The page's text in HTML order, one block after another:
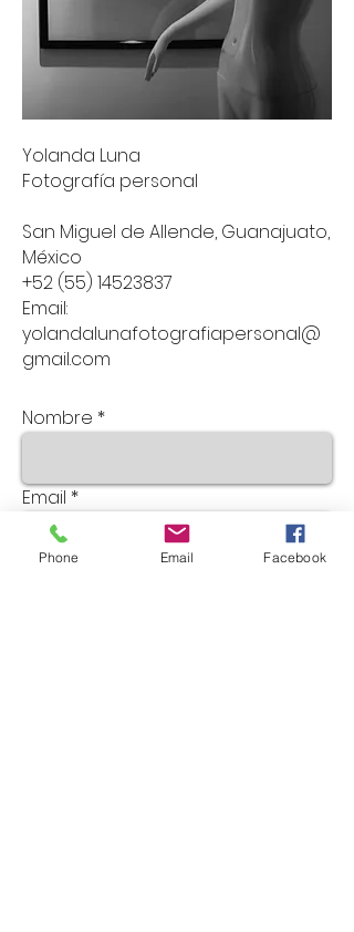
Yolanda Luna
Fotografía personal
San Miguel de Allende, Guanajuato,
México
+52 (55) 14523837
Email:
yolandalunafotografiapersonal@
gmail.com
Nombre
Email
Phone Email Facebook